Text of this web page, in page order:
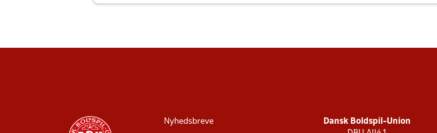
Joachim altid til efter kampe?
Nyhedsbreve
Dansk Boldspil-Union